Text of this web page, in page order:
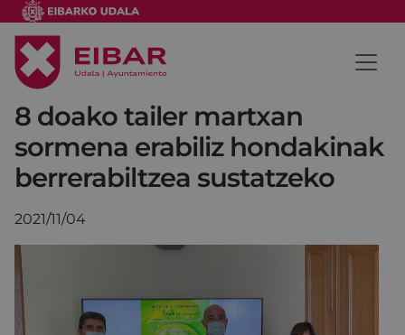
8 doako tailer martxan
sormena erabiliz hondakinak
berrerabiltzea sustatzeko
2021/11/04